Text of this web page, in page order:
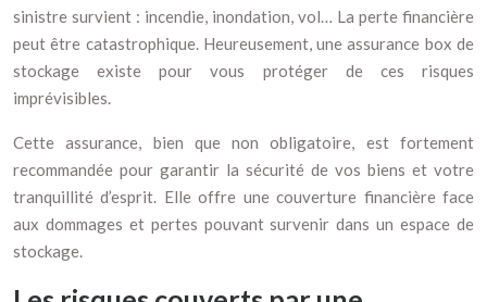
sinistre survient : incendie, inondation, vol… La perte financière
peut être catastrophique. Heureusement, une assurance box de
stockage existe pour vous protéger de ces risques
imprévisibles.
Cette assurance, bien que non obligatoire, est fortement
recommandée pour garantir la sécurité de vos biens et votre
tranquillité d’esprit. Elle offre une couverture financière face
aux dommages et pertes pouvant survenir dans un espace de
stockage.